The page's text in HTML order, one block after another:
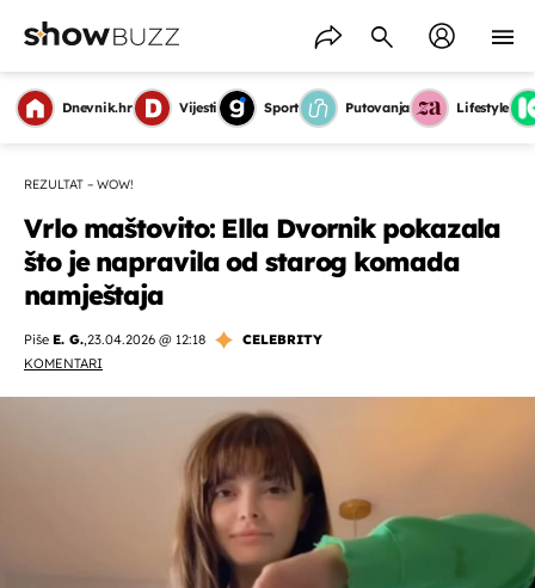
Dnevnik.hr Vijesti Sport Putovanja Lifestyle
REZULTAT – WOW!
Vrlo maštovito: Ella Dvornik pokazala
što je napravila od starog komada
namještaja
Piše E. G.,23.04.2026 @ 12:18
CELEBRITY
KOMENTARI
OMOGUĆI OBAVIJESTI